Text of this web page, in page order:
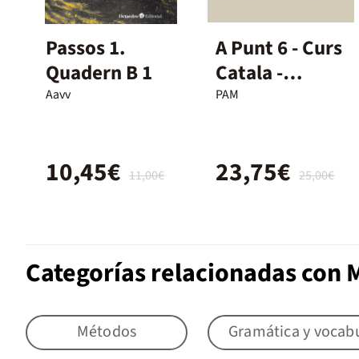
Passos 1.
Quadern B 1
Aavv
11,00€
10,45€
A Punt 6 - Curs
Catala -
Exercicis
PAM
25,00€
23,75€
Categorías relacionadas con
Métodos Gramática y